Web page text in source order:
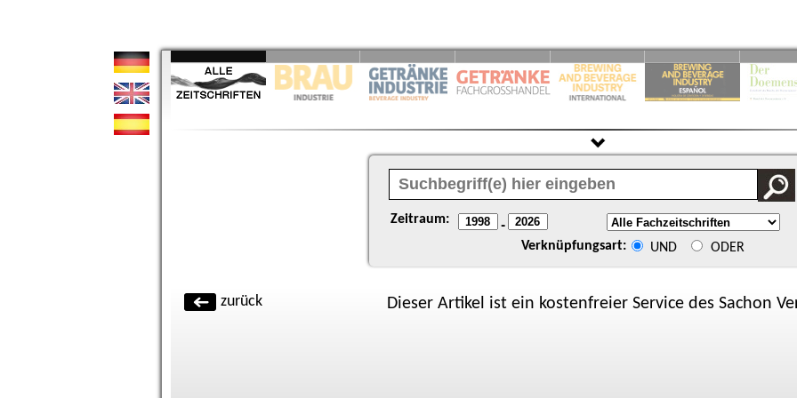
Zeitraum: -
Verknüpfungsart: UND ODER
zurück Dieser Artikel ist ein kostenfreier Service des Sachon